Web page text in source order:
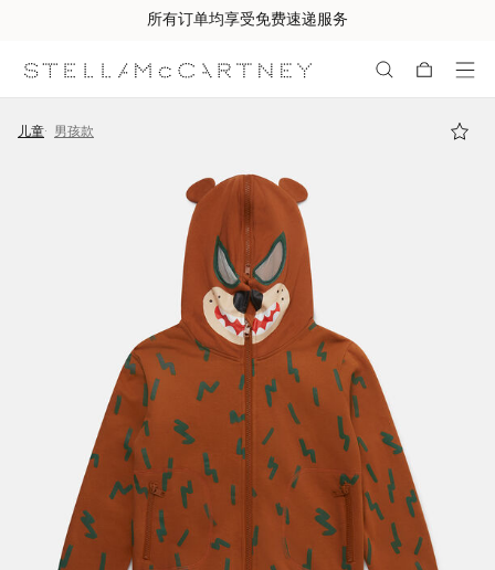
所有订单均享受免费速递服务
儿童 男孩款